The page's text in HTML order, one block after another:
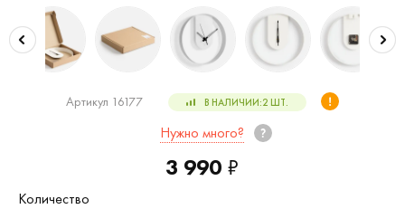
Артикул 16177 В НАЛИЧИИ:2 ШТ.
Нужно много?
3 990 ₽
Количество